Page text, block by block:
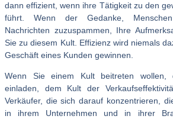
dann effizient, wenn ihre Tätigkeit zu den
führt. Wenn der Gedanke,
Nachrichten zuzuspammen, Ihre
Sie zu diesem Kult. Effizienz wird niemals
Geschäft eines Kunden gewinnen.
Wenn Sie einem Kult beitreten
einladen, dem Kult der
Verkäufer, die sich darauf konzentrieren,
in ihrem Unternehmen und in ihrer